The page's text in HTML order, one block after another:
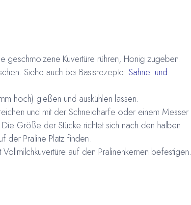
geschmolzene Kuvertüre rühren, Honig zugeben.
Siehe auch bei Basisrezepte: Sahne- und
hoch) gießen und auskühlen lassen.
und mit der Schneidharfe oder einem Messer
Größe der Stücke richtet sich nach den halben
der Praline Platz finden.
auf den Pralinenkernen befestigen.